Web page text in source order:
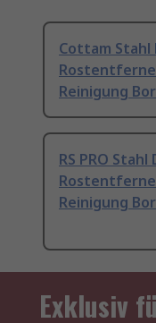
Cottam
Reinigung
RS PRO
Reinigung
Exklusiv